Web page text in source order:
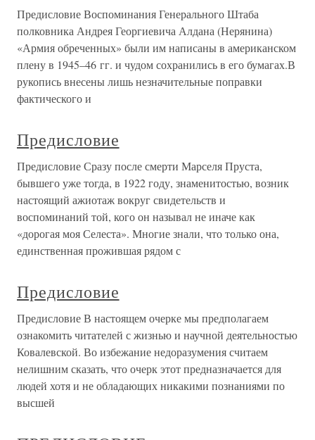
Предисловие Воспоминания Генерального Штаба
полковника Андрея Георгиевича Алдана (Нерянина)
«Армия обреченных» были им написаны в американском
плену в 1945–46 гг. и чудом сохранились в его бумагах.В
рукопись внесены лишь незначительные поправки
фактического и
Предисловие
Предисловие Сразу после смерти Марселя Пруста,
бывшего уже тогда, в 1922 году, знаменитостью, возник
настоящий ажиотаж вокруг свидетельств и
воспоминаний той, кого он называл не иначе как
«дорогая моя Селеста». Многие знали, что только она,
единственная прожившая рядом с
Предисловие
Предисловие В настоящем очерке мы предполагаем
ознакомить читателей с жизнью и научной деятельностью
Ковалевской. Во избежание недоразумения считаем
нелишним сказать, что очерк этот предназначается для
людей хотя и не обладающих никакими познаниями по
высшей